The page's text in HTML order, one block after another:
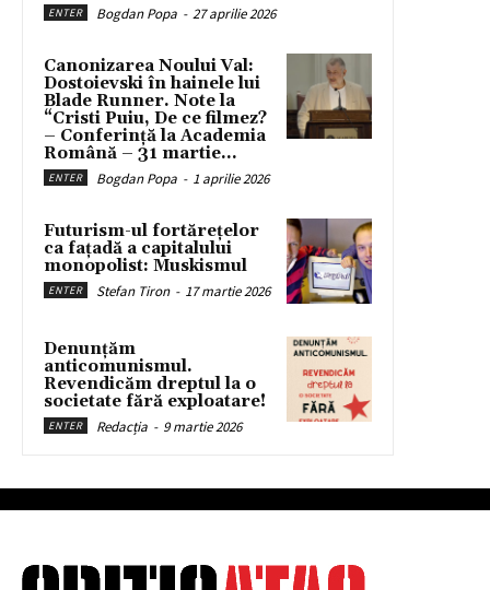
ENTER Bogdan Popa - 27 aprilie 2026
Canonizarea Noului Val:
Dostoievski în hainele lui
Blade Runner. Note la
“Cristi Puiu, De ce filmez?
– Conferință la Academia
Română – 31 martie...
ENTER Bogdan Popa - 1 aprilie 2026
Futurism-ul fortărețelor
ca fațadă a capitalului
monopolist: Muskismul
ENTER Stefan Tiron - 17 martie 2026
Denunțăm
anticomunismul.
Revendicăm dreptul la o
societate fără exploatare!
ENTER Redacția - 9 martie 2026